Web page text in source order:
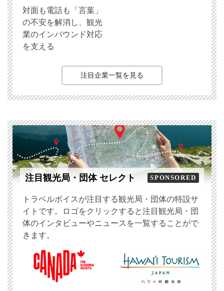
対面も電話も「言葉」
の不安を解消し、観光
業のインバウンド対応
を支える
注目企業一覧を見る
注目観光局・団体 セレクト SPONSORED
トラベルボイスが注目する観光局・団体の特設サ
イトです。ロゴをクリックすると注目観光局・団
体のインタビューやニュースを一覧することがで
きます。